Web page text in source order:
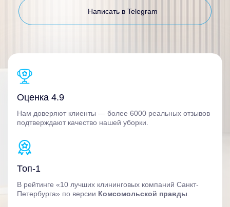
Написать в Telegram
Оценка 4.9
Нам доверяют клиенты — более 6000 реальных отзывов
подтверждают качество нашей уборки.
Топ-1
В рейтинге «10 лучших клининговых компаний Санкт-
Петербурга» по версии Комсомольской правды